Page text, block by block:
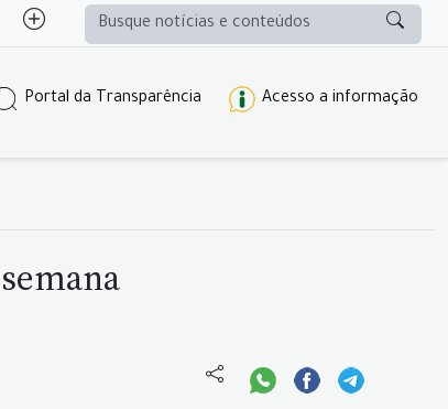
Portal da Transparência Acesso a informação